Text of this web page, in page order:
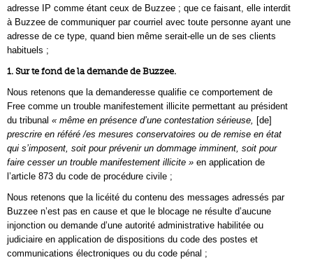
adresse IP comme étant ceux de Buzzee ; que ce faisant, elle interdit
à Buzzee de communiquer par courriel avec toute personne ayant une
adresse de ce type, quand bien même serait-elle un de ses clients
habituels ;
1. Sur te fond de la demande de Buzzee.
Nous retenons que la demanderesse qualifie ce comportement de
Free comme un trouble manifestement illicite permettant au président
du tribunal « même en présence d’une contestation sérieuse, [de]
prescrire en référé /es mesures conservatoires ou de remise en état
qui s’imposent, soit pour prévenir un dommage imminent, soit pour
faire cesser un trouble manifestement illicite » en application de
l’article 873 du code de procédure civile ;
Nous retenons que la licéité du contenu des messages adressés par
Buzzee n’est pas en cause et que le blocage ne résulte d’aucune
injonction ou demande d’une autorité administrative habilitée ou
judiciaire en application de dispositions du code des postes et
communications électroniques ou du code pénal ;